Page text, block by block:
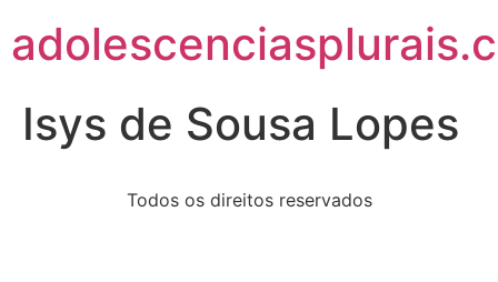
Isys de Sousa Lopes
Todos os direitos reservados